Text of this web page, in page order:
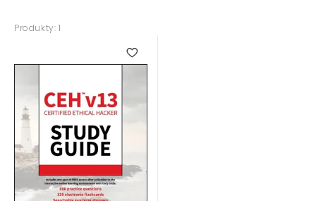
Produkty: 1